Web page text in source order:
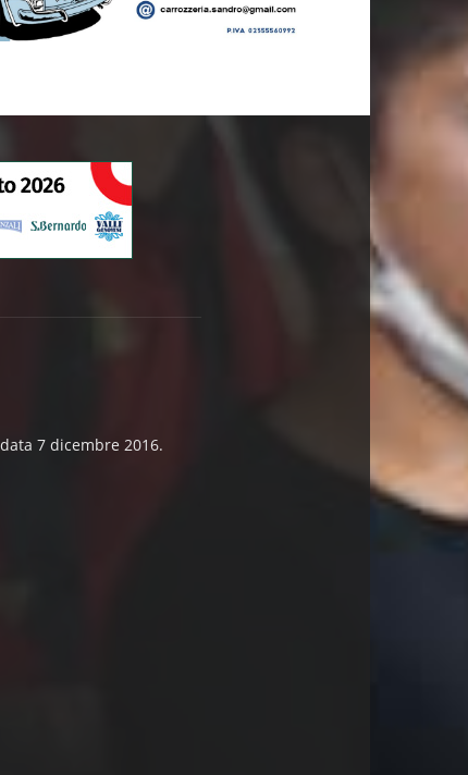
7 dicembre 2016.